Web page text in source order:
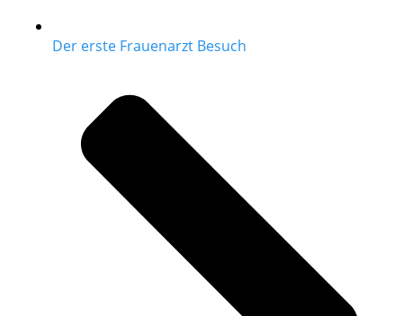
Der erste Frauenarzt Besuch